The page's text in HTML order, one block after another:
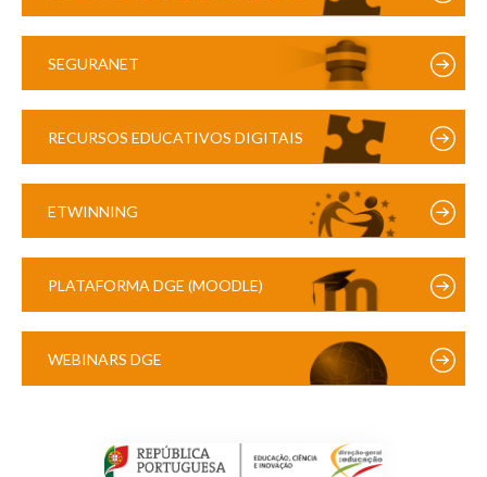
SEGURANET
RECURSOS EDUCATIVOS DIGITAIS
ETWINNING
PLATAFORMA DGE (MOODLE)
WEBINARS DGE